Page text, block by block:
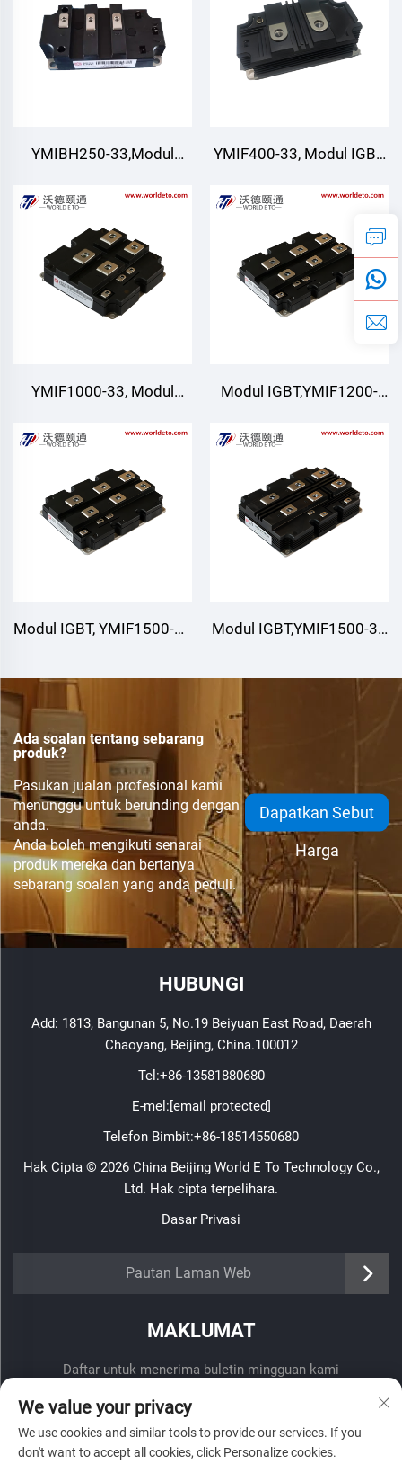
YMIBH250-33,Modul
IGBT,CRRC
YMIF400-33, Modul IGBT,
YMIF1000-33, Modul
CRRC
Modul IGBT,YMIF1200-
Tunggal,CRRC
Modul IGBT, YMIF1500-33
Tunggal,38mm,CRRC
Modul IGBT,YMIF1500-33
Tunggal,48mm,CRRC
Ada soalan tentang sebarang
produk?
Pasukan jualan profesional kami
menunggu untuk berunding dengan
anda.
Anda boleh mengikuti senarai
produk mereka dan bertanya
sebarang soalan yang anda peduli.
Dapatkan Sebut
Harga
HUBUNGI
Add: 1813, Bangunan 5, No.19 Beiyuan East Road, Daerah
Chaoyang, Beijing, China.100012
Tel:+86-13581880680
E-mel:[email protected]
Telefon Bimbit:+86-18514550680
Hak Cipta © 2026 China Beijing World E To Technology Co.,
Ltd. Hak cipta terpelihara.
Dasar Privasi
Pautan Laman Web
MAKLUMAT
Daftar untuk menerima buletin mingguan kami
We value your privacy
We use cookies and similar tools to provide our services. If you
don't want to accept all cookies, click Personalize cookies.